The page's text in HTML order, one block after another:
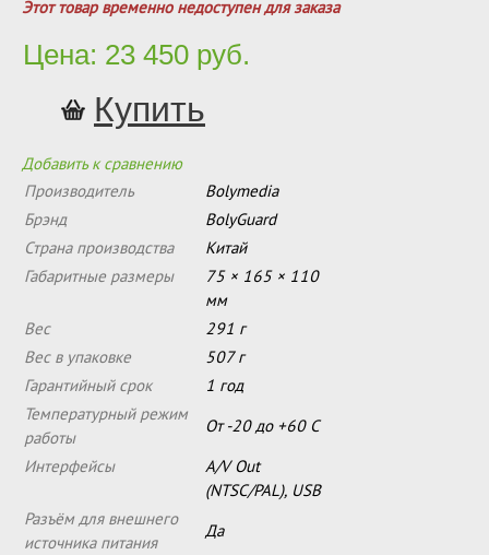
Этот товар временно недоступен для заказа
Цена: 23 450 руб.
Добавить к сравнению
Производитель
Bolymedia
Брэнд
BolyGuard
Страна производства
Китай
Габаритные размеры
75 × 165 × 110
мм
Вес
291 г
Вес в упаковке
507 г
Гарантийный срок
1 год
Температурный режим
работы
От -20 до +60 С
Интерфейсы
A/V Out
(NTSC/PAL), USB
Разъём для внешнего
источника питания
Да